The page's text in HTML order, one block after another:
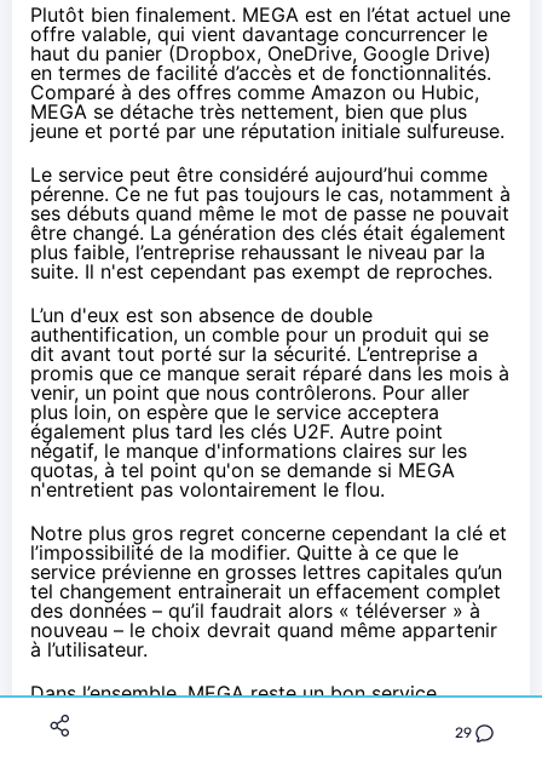
Plutôt bien finalement. MEGA est en l’état actuel une
offre valable, qui vient davantage concurrencer le
haut du panier (Dropbox, OneDrive, Google Drive)
en termes de facilité d’accès et de fonctionnalités.
Comparé à des offres comme Amazon ou Hubic,
MEGA se détache très nettement, bien que plus
jeune et porté par une réputation initiale sulfureuse.
Le service peut être considéré aujourd’hui comme
pérenne. Ce ne fut pas toujours le cas, notamment à
ses débuts quand même le mot de passe ne pouvait
être changé. La génération des clés était également
plus faible, l’entreprise rehaussant le niveau par la
suite. Il n'est cependant pas exempt de reproches.
L’un d'eux est son absence de double
authentification, un comble pour un produit qui se
dit avant tout porté sur la sécurité. L’entreprise a
promis que ce manque serait réparé dans les mois à
venir, un point que nous contrôlerons. Pour aller
plus loin, on espère que le service acceptera
également plus tard les clés U2F. Autre point
négatif, le manque d'informations claires sur les
quotas, à tel point qu'on se demande si MEGA
n'entretient pas volontairement le flou.
Notre plus gros regret concerne cependant la clé et
l’impossibilité de la modifier. Quitte à ce que le
service prévienne en grosses lettres capitales qu’un
tel changement entrainerait un effacement complet
des données – qu’il faudrait alors « téléverser » à
nouveau – le choix devrait quand même appartenir
à l’utilisateur.
Dans l’ensemble,MEGAreste un bon service,
proposant un espace gratuit d’au moins 15 Go, que
l’on peut facilement alimenter via les défis, même si
29